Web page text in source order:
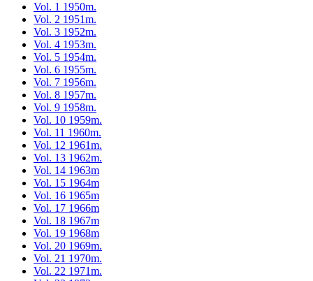
Vol. 1 1950m.
Vol. 2 1951m.
Vol. 3 1952m.
Vol. 4 1953m.
Vol. 5 1954m.
Vol. 6 1955m.
Vol. 7 1956m.
Vol. 8 1957m.
Vol. 9 1958m.
Vol. 10 1959m.
Vol. 11 1960m.
Vol. 12 1961m.
Vol. 13 1962m.
Vol. 14 1963m
Vol. 15 1964m
Vol. 16 1965m
Vol. 17 1966m
Vol. 18 1967m
Vol. 19 1968m
Vol. 20 1969m.
Vol. 21 1970m.
Vol. 22 1971m.